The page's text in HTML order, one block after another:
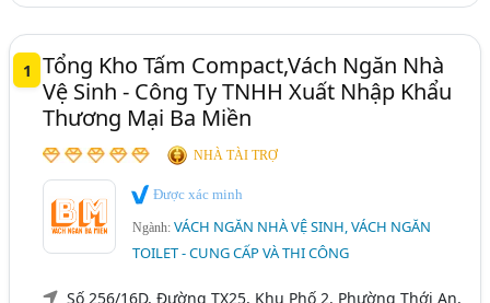
1
Tổng Kho Tấm Compact,Vách Ngăn Nhà
Vệ Sinh - Công Ty TNHH Xuất Nhập Khẩu
Thương Mại Ba Miền
NHÀ TÀI TRỢ
Được xác minh
Ngành:VÁCH NGĂN NHÀ VỆ SINH, VÁCH NGĂN
TOILET - CUNG CẤP VÀ THI CÔNG
Số 256/16D, Đường TX25, Khu Phố 2, Phường Thới An,